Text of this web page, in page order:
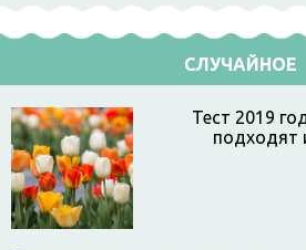
СЛУЧАЙНОЕ
Тест 2019
подходят